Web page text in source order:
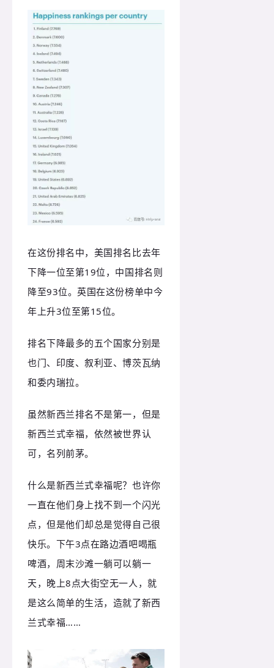
在这份排名中，美国排名比去年
下降一位至第19位，中国排名则
降至93位。英国在这份榜单中今
年上升3位至第15位。
排名下降最多的五个国家分别是
也门、印度、叙利亚、博茨瓦纳
和委内瑞拉。
虽然新西兰排名不是第一，但是
新西兰式幸福，依然被世界认
可，名列前茅。
什么是新西兰式幸福呢？也许你
一直在他们身上找不到一个闪光
点，但是他们却总是觉得自己很
快乐。下午3点在路边酒吧喝瓶
啤酒，周末沙滩一躺可以躺一
天，晚上8点大街空无一人，就
是这么简单的生活，造就了新西
兰式幸福……